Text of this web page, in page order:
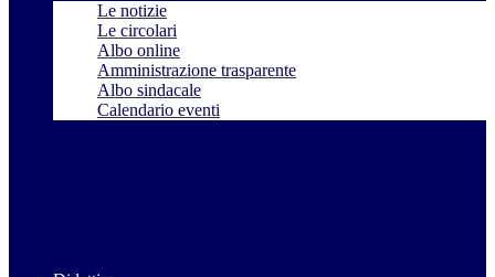
Le notizie
Le circolari
Albo online
Amministrazione trasparente
Albo sindacale
Calendario eventi